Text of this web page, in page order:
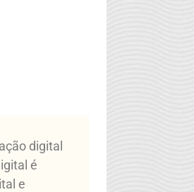
digital
é
e